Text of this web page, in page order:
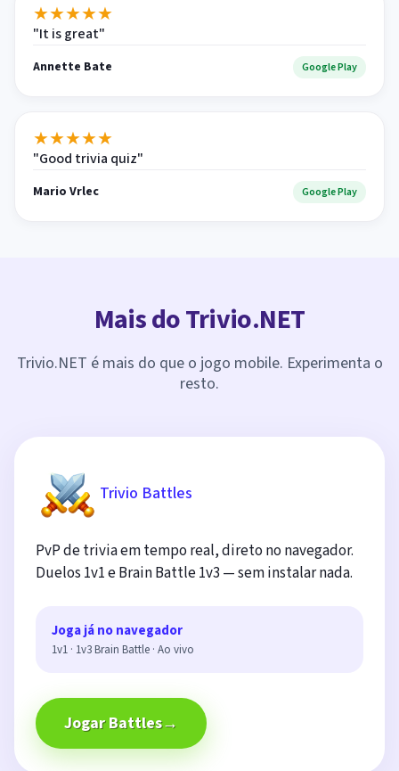
★★★★★
"It is great"
Annette Bate Google Play
★★★★★
"Good trivia quiz"
Mario Vrlec Google Play
Mais do Trivio.NET
Trivio.NET é mais do que o jogo mobile. Experimenta o
resto.
Trivio Battles
PvP de trivia em tempo real, direto no navegador.
Duelos 1v1 e Brain Battle 1v3 — sem instalar nada.
Joga já no navegador
1v1 · 1v3 Brain Battle · Ao vivo
Jogar Battles→